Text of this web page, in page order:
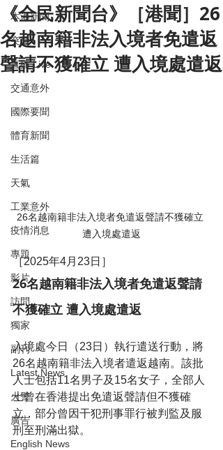
本港新聞
突發
直播 Live
交通意外
國際要聞
體育新聞
生活篇
天氣
工業意外
疫情消息
專題
影片
訪問
獨家
副刊
Latest News
火警
廣告
English News
《全民新聞台》［港聞］26
名越南籍非法入境者免遣返
聲請不獲確立 遭入境處遣返
26名越南籍非法入境者免遣返聲請不獲確立
遭入境處遣返
［2025年4月23日］
26名越南籍非法入境者免遣返聲請
不獲確立 遭入境處遣返
入境處今日（23日）執行遣送行動，將
26名越南籍非法入境者遣返越南。該批
人士包括11名男子及15名女子，全部人
士曾在香港提出免遣返聲請但不獲確
立，部分曾因干犯刑事罪行被判監及服
刑至刑滿出獄。